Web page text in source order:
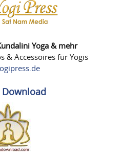
Yoga & mehr
& Accessoires für Yogis